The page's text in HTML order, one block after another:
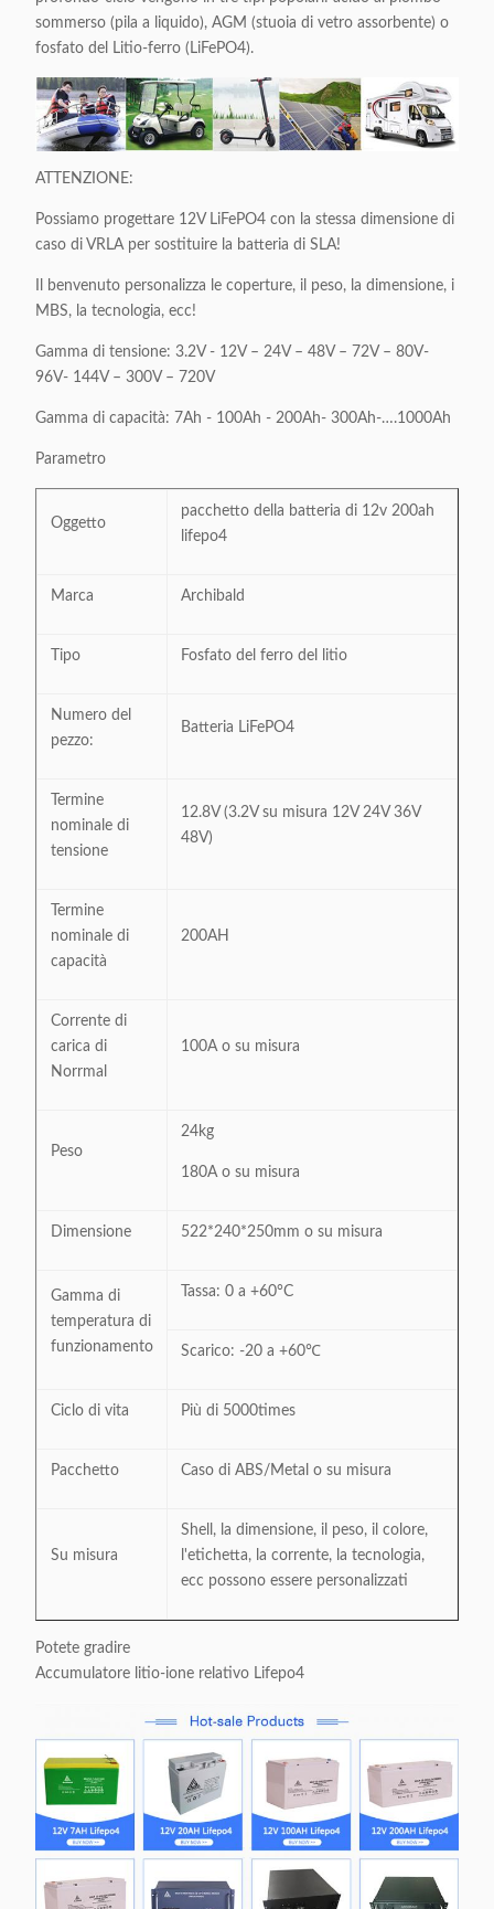
sommerso (pila a liquido), AGM (stuoia di vetro assorbente) o
fosfato del Litio-ferro (LiFePO4).
ATTENZIONE:
Possiamo progettare 12V LiFePO4 con la stessa dimensione di
caso di VRLA per sostituire la batteria di SLA!
Il benvenuto personalizza le coperture, il peso, la dimensione, i
MBS, la tecnologia, ecc!
Gamma di tensione: 3.2V - 12V – 24V – 48V – 72V – 80V-
96V- 144V – 300V – 720V
Gamma di capacità: 7Ah - 100Ah - 200Ah- 300Ah-….1000Ah
Parametro
Oggetto
pacchetto della batteria di 12v 200ah
lifepo4
Marca Archibald
Tipo Fosfato del ferro del litio
Numero del
pezzo:
Batteria LiFePO4
Termine
nominale di
tensione
12.8V (3.2V su misura 12V 24V 36V
48V)
Termine
nominale di
capacità
200AH
Corrente di
carica di
Norrmal
100A o su misura
Peso
24kg
180A o su misura
Dimensione 522*240*250mm o su misura
Gamma di
temperatura di
funzionamento
Tassa: 0 a +60°C
Scarico: -20 a +60℃
Ciclo di vita Più di 5000times
Pacchetto Caso di ABS/Metal o su misura
Su misura
Shell, la dimensione, il peso, il colore,
l'etichetta, la corrente, la tecnologia,
ecc possono essere personalizzati
Potete gradire
Accumulatore litio-ione relativo Lifepo4